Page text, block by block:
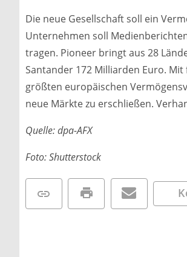
Die neue Gesellschaft soll ein
Unternehmen soll
tragen. Pioneer bringt aus 28
Santander 172 Milliarden Euro.
größten europäischen
neue Märkte zu erschließen.
Quelle: dpa-AFX
Foto: Shutterstock